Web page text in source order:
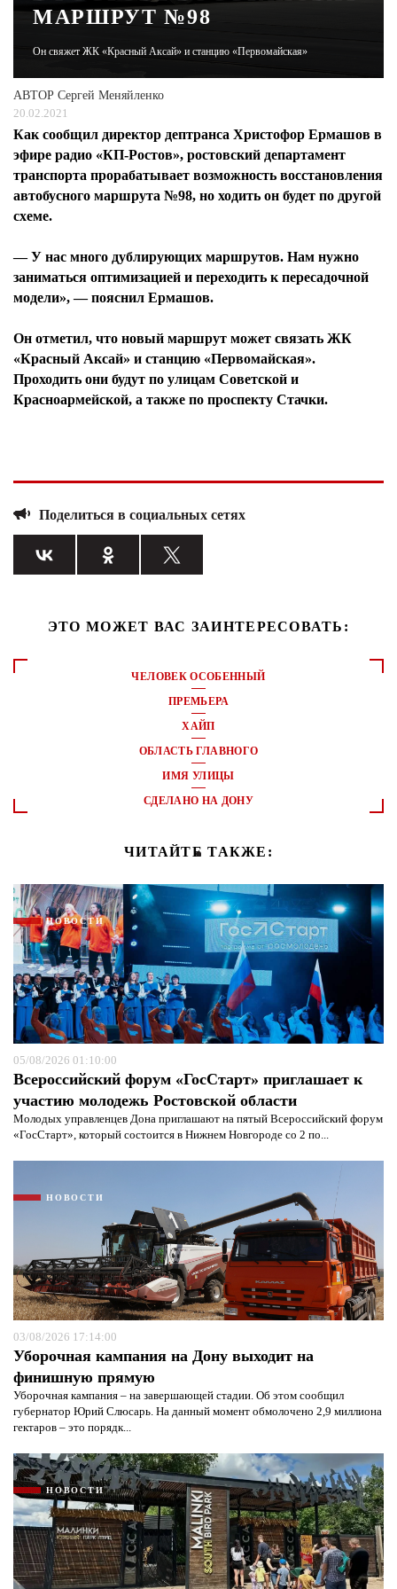
МАРШРУТ №98
Он свяжет ЖК «Красный Аксай» и станцию «Первомайская»
АВТОР Сергей Меняйленко
20.02.2021
Как сообщил директор дептранса Христофор Ермашов в
эфире радио «КП-Ростов», ростовский департамент
транспорта прорабатывает возможность восстановления
автобусного маршрута №98, но ходить он будет по другой
схеме.
— У нас много дублирующих маршрутов. Нам нужно
заниматься оптимизацией и переходить к пересадочной
модели», — пояснил Ермашов.
Он отметил, что новый маршрут может связать ЖК
«Красный Аксай» и станцию «Первомайская».
Проходить они будут по улицам Советской и
Красноармейской, а также по проспекту Стачки.
Поделиться в социальных сетях
ЭТО МОЖЕТ ВАС ЗАИНТЕРЕСОВАТЬ:
ЧЕЛОВЕК ОСОБЕННЫЙ
ПРЕМЬЕРА
ХАЙП
ОБЛАСТЬ ГЛАВНОГО
ИМЯ УЛИЦЫ
СДЕЛАНО НА ДОНУ
ЧИТАЙТЕ ТАКЖЕ:
НОВОСТИ
05/08/2026 01:10:00
Всероссийский форум «ГосСтарт» приглашает к
участию молодежь Ростовской области
Молодых управленцев Дона приглашают на пятый Всероссийский форум
«ГосСтарт», который состоится в Нижнем Новгороде со 2 по...
НОВОСТИ
03/08/2026 17:14:00
Уборочная кампания на Дону выходит на
финишную прямую
Уборочная кампания – на завершающей стадии. Об этом сообщил
губернатор Юрий Слюсарь. На данный момент обмолочено 2,9 миллиона
гектаров – это порядк...
НОВОСТИ